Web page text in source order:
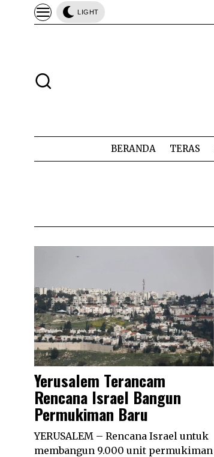
LIGHT
BERANDA TERAS
Yerusalem Terancam
Rencana Israel Bangun
Permukiman Baru
YERUSALEM – Rencana Israel untuk
membangun 9.000 unit permukiman